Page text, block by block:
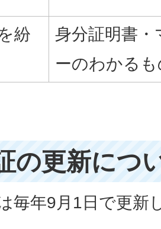
紛
身分証明書
ーのわかる
の更新につ
毎年9月1日で更新